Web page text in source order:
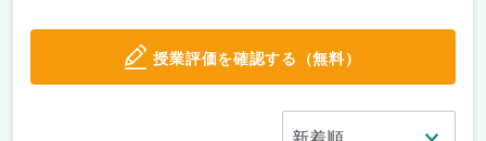
授業評価を確認する（無料）